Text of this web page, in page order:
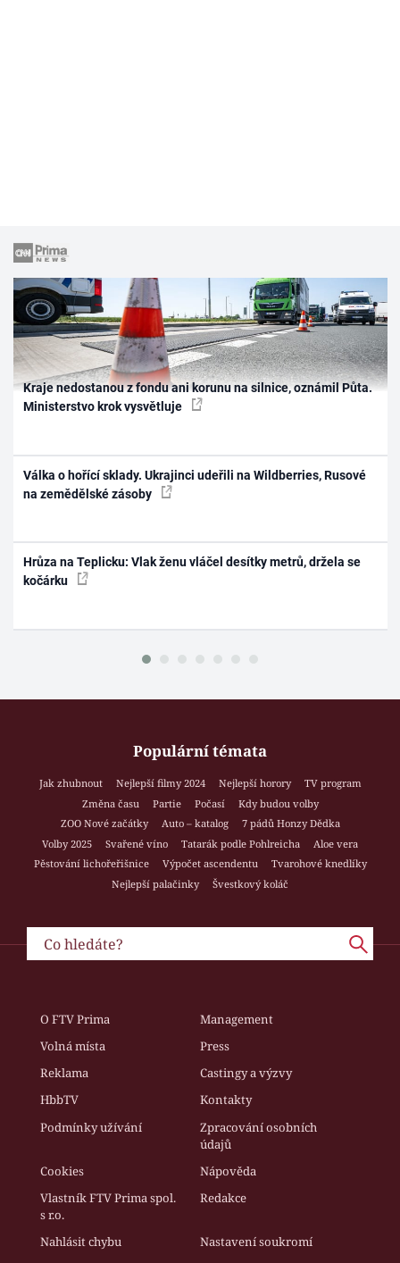
Kraje nedostanou z fondu ani korunu na silnice, oznámil Půta.
Ministerstvo krok vysvětluje
Válka o hořící sklady. Ukrajinci udeřili na Wildberries, Rusové
na zemědělské zásoby
Hrůza na Teplicku: Vlak ženu vláčel desítky metrů, držela se
kočárku
Populární témata
Jak zhubnout Nejlepší filmy 2024 Nejlepší horory
TV program
Změna času
Partie Počasí
Kdy budou volby
ZOO Nové začátky
Auto – katalog
7 pádů Honzy Dědka
Volby 2025
Svařené víno Tatarák podle Pohlreicha
Aloe vera
Pěstování lichořeřišnice
Výpočet ascendentu
Tvarohové knedlíky
Nejlepší palačinky
Švestkový koláč
O FTV Prima
Management
Volná místa
Press
Reklama
Castingy a výzvy
HbbTV
Kontakty
Podmínky užívání
Zpracování osobních
údajů
Cookies
Nápověda
Vlastník FTV Prima spol.
s r.o.
Redakce
Nahlásit chybu Nastavení soukromí